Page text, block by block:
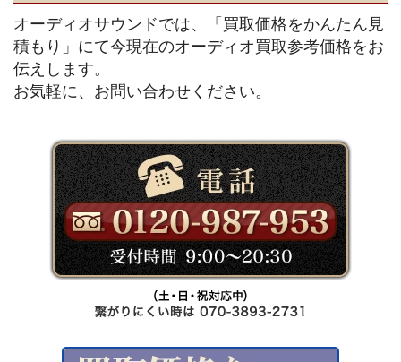
オーディオサウンドでは、「買取価格をかんたん見
積もり」にて今現在のオーディオ買取参考価格をお
伝えします。
お気軽に、お問い合わせください。